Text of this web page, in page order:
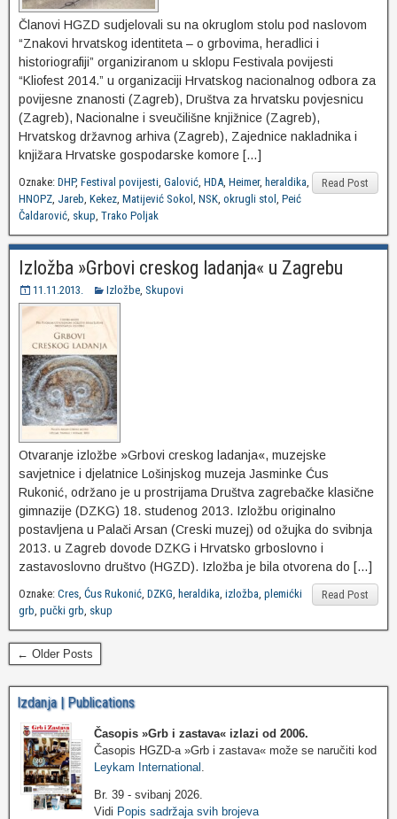
Članovi HGZD sudjelovali su na okruglom stolu pod naslovom
“Znakovi hrvatskog identiteta – o grbovima, heradlici i
historiografiji” organiziranom u sklopu Festivala povijesti
“Kliofest 2014.” u organizaciji Hrvatskog nacionalnog odbora za
povijesne znanosti (Zagreb), Društva za hrvatsku povjesnicu
(Zagreb), Nacionalne i sveučilišne knjižnice (Zagreb),
Hrvatskog državnog arhiva (Zagreb), Zajednice nakladnika i
knjižara Hrvatske gospodarske komore […]
Read Post
Oznake: DHP, Festival povijesti, Galović, HDA, Heimer, heraldika,
HNOPZ, Jareb, Kekez, Matijević Sokol , NSK, okrugli stol , Peić
Čaldarović, skup, Trako Poljak
Izložba »Grbovi creskog ladanja« u Zagrebu
11.11.2013. Izložbe, Skupovi
Otvaranje izložbe »Grbovi creskog ladanja«, muzejske
savjetnice i djelatnice Lošinjskog muzeja Jasminke Ćus
Rukonić, održano je u prostrijama Društva zagrebačke klasične
gimnazije (DZKG) 18. studenog 2013. Izložbu originalno
postavljena u Palači Arsan (Creski muzej) od ožujka do svibnja
2013. u Zagreb dovode DZKG i Hrvatsko grboslovno i
zastavoslovno društvo (HGZD). Izložba je bila otvorena do […]
Read Post
Oznake: Cres, Ćus Rukonić, DZKG, heraldika, izložba, plemićki
grb, pučki grb, skup
← Older Posts
Izdanja | Publications
Časopis »Grb i zastava« izlazi od 2006.
Časopis HGZD-a »Grb i zastava« može se naručiti kod
Leykam International
Br. 39 - svibanj 2026.
Vidi Popis sadržaja svih brojeva